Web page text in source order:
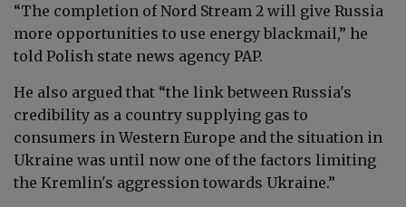
“The completion of Nord Stream 2 will give Russia
more opportunities to use energy blackmail,” he
told Polish state news agency PAP.
He also argued that “the link between Russia's
credibility as a country supplying gas to
consumers in Western Europe and the situation in
Ukraine was until now one of the factors limiting
the Kremlin's aggression towards Ukraine.”